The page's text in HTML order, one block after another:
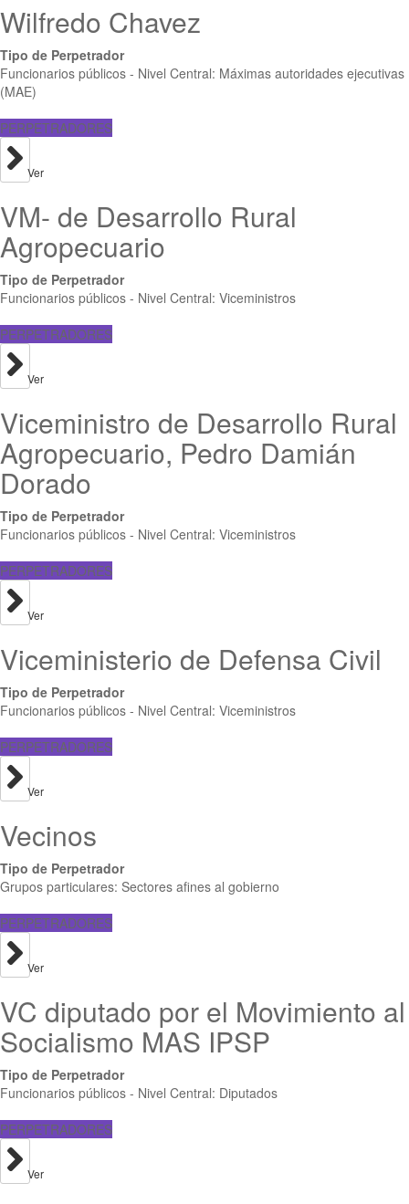
Wilfredo Chavez
Tipo de Perpetrador
Funcionarios públicos - Nivel Central: Máximas autoridades ejecutivas
(MAE)
PERPETRADORES
Ver
VM- de Desarrollo Rural
Agropecuario
Tipo de Perpetrador
Funcionarios públicos - Nivel Central: Viceministros
PERPETRADORES
Ver
Viceministro de Desarrollo Rural
Agropecuario, Pedro Damián
Dorado
Tipo de Perpetrador
Funcionarios públicos - Nivel Central: Viceministros
PERPETRADORES
Ver
Viceministerio de Defensa Civil
Tipo de Perpetrador
Funcionarios públicos - Nivel Central: Viceministros
PERPETRADORES
Ver
Vecinos
Tipo de Perpetrador
Grupos particulares: Sectores afines al gobierno
PERPETRADORES
Ver
VC diputado por el Movimiento al
Socialismo MAS IPSP
Tipo de Perpetrador
Funcionarios públicos - Nivel Central: Diputados
PERPETRADORES
Ver